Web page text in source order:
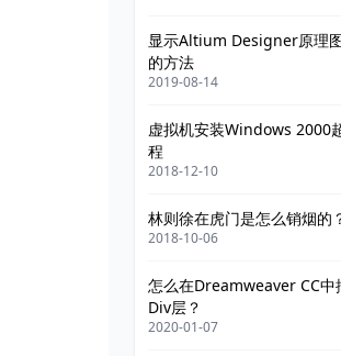
显示Altium Designer原理
的方法
2019-08-14
虚拟机安装Windows 2000
程
2018-12-10
林则徐在虎门是怎么销烟的
2018-10-06
怎么在Dreamweaver CC中
Div层？
2020-01-07